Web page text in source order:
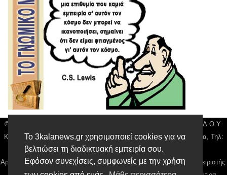
Το 3kalanews.gr χρησιμοποιεί cookies για να
βελτιώσει τη διαδικτυακή εμπειρία σου.
Εφόσον συνεχίσεις, συμφωνείς με την χρήση
© 3kala News | Διακριτικός Τίτλος: Orion Media, ΑΦΜ: 043750542, Δ.Ο.Υ:
Καρδίτσας, Υπο/μα Τρικάλων, Δ/νση: Τιουσόν 31 τ.κ 42132 Τρίκαλα, Τηλ:
24310 63300, email: news@3kalanews.gr
Αρ. Γεμή: 018804431000, Νόμιμος Εκπρόσωπος, Ιδιοκτήτης και Διαχειριστής: